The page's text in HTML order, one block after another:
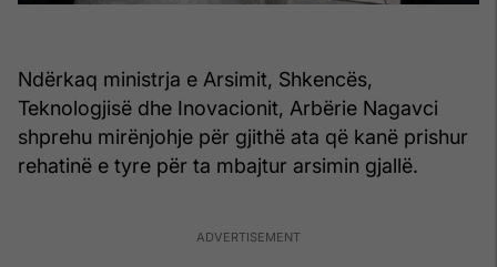
Ndërkaq ministrja e Arsimit, Shkencës,
Teknologjisë dhe Inovacionit, Arbërie Nagavci
shprehu mirënjohje për gjithë ata që kanë prishur
rehatinë e tyre për ta mbajtur arsimin gjallë.